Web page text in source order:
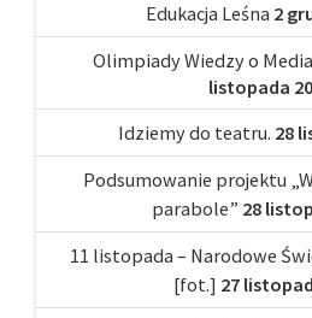
Edukacja Leśna 2
Olimpiady Wiedzy o
listopada
Idziemy do teatru. 28
Podsumowanie projektu
parabole” 28
11 listopada – Narodowe
[fot.] 27